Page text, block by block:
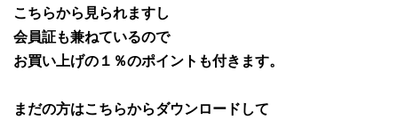
こちらから見られますし
会員証も兼ねているので
お買い上げの１％のポイントも付きます。
まだの方はこちらからダウンロードして